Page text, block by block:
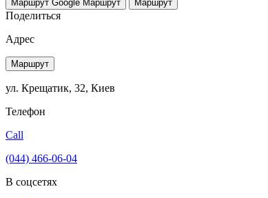
Маршрут Google Маршрут Маршрут
Поделиться
Адрес
Маршрут
ул. Крещатик, 32, Киев
Телефон
Call
(044) 466-06-04
В соцсетях